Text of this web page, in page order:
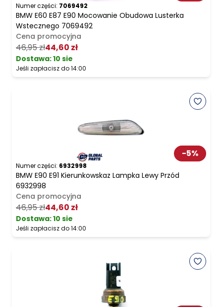
Numer części: 7069492
BMW E60 E87 E90 Mocowanie Obudowa Lusterka
Wstecznego 7069492
Cena promocyjna
46,95 zł44,60 zł
Dostawa:10 sie
Jeśli zapłacisz do 14:00
-5%
Numer części: 6932998
BMW E90 E91 Kierunkowskaz Lampka Lewy Przód
6932998
Cena promocyjna
46,95 zł44,60 zł
Dostawa:10 sie
Jeśli zapłacisz do 14:00